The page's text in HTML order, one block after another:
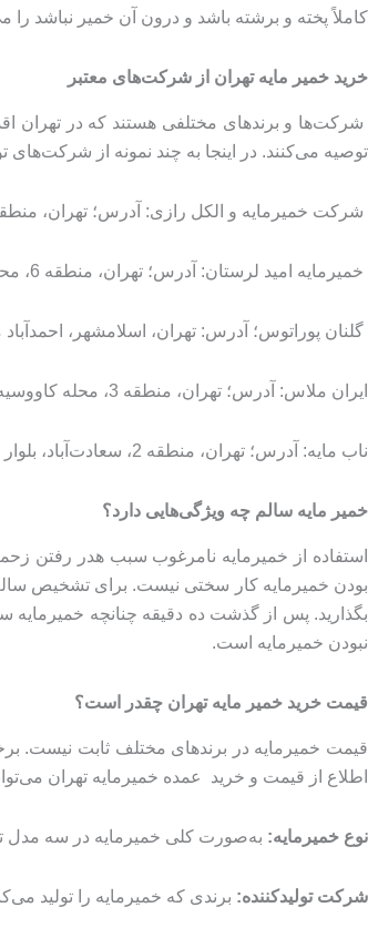
کاملاً پخته و برشته باشد و درون آن خمیر نباشد را
خرید خمیر مایه تهران از شرکت‌های معتبر
شرکت‌ها و برندهای مختلفی هستند که در تهران
توصیه می‌کنند. در اینجا به چند نمونه از
شرکت خمیرمایه و الکل رازی: آدرس؛ تهران، منطقه 3، آفریقا (جردن)، خیابان آرش غربی، پلاک 26، طبقه چهارم، واحد 27. تلفن
خمیرمایه امید لرستان: آدرس؛ تهران، منطقه 6، محله سنائی، مطهری (تخت طاووس)، بعد از خیابان سرافراز (دریای نور)، پلاک 243، طبقه سوم، واحد 5. تلفن 02188774695
گلنان پوراتوس؛ آدرس: تهران، اسلامشهر، احمدآباد
ایران ملاس: آدرس؛ تهران، منطقه 3، محله کاووسیه، دستگردی (ظفر)، بین آفریقا (جردن) و ولی عصر، پلاک 279، طبقه سوم شرقی. تلفن: 02188787488
ناب مایه: آدرس؛ تهران، منطقه 2، سعادت‌آباد، بلوار فرهنگ، کوی فرهنگ، پلاک 4، واحد 1. تلفن:02188691562
خمیر مایه سالم چه ویژگی‌هایی دارد؟
استفاده از خمیرمایه نامرغوب سبب هدر رفتن
بودن خمیرمایه کار سختی نیست. برای تشخیص
بگذارید. پس از گذشت ده دقیقه چنانچه
نبودن خمیرمایه است.
قیمت خرید خمیر مایه تهران چقدر است؟
قیمت خمیرمایه در برندهای مختلف ثابت نیست.
اطلاع از قیمت و خرید عمده خمیرمایه تهران
نوع خمیرمایه: به‌صورت کلی خمیرمایه در سه مدل
شرکت تولیدکننده: برندی که خمیرمایه را تولید